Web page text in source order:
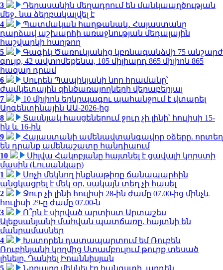
3
Դերասանին մեղադրում են մանկապղծության
մեջ․ նա ձերբակալվել է
4
Պատմական հաղթանակ․ Հայաստանը
դարձավ աշխարհի առաջնության մեդալային
հաշվարկի հաղթող
5
Գագիկ Ծառուկյանից կբռնագանձվի 75 անշարժ
գույք, 42 ավտոմեքենա, 105 միլիարդ 865 միլիոն 865
հազար դրամ
6
Սուրեն Պապիկյանի նոր հրամանը՝
ժամկետային զինծառայողների վերաբերյալ
7
10 միլիոն երկրպագու պահանջում է վտարել
Արգենտինային ԱԱ-2026-ից
8
Տասնյակ հասցեներում ջուր չի լինի՝ հուլիսի 15-
ին և 16-ին
9
Հայաստանի ամենավտանգավոր օձերը. որտեղ
են դրանք ամենաշատը հանդիպում
10
Սիլվա Հակոբյանը հայտնել է ցավալի կորստի
մասին (Լուսանկար)
1
Սոչի մեկնող ինքնաթիռը ճանապարհին
անցկացրել է մեկ օր, սակայն տեղ չի հասել
2
Ջուր չի լինի հուլիսի 28-ին ժամը 07.00-ից մինչև
հուլիսի 29-ը ժամը 07.00-ն
3
Ո՞րն է սիրված արտիստ Արտաշես
Ալեքսանյանի մահվան պատճառը. հայտնի են
մանրամասներ
4
Խստորեն դատապարտում եմ Ռուբեն
Ռուբինյանի կողմից Ստամբուլում թուրք տեսած
լինելը. Դանիել Իոաննիսյան
5
Նորայրը մեկնել էր հանգստի, արդեն